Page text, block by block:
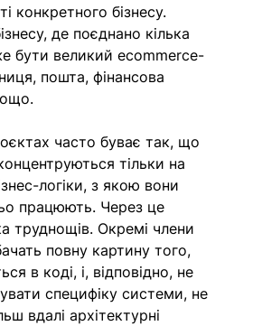
конкретного бізнесу.
де поєднано кілька
бути великий ecommerce-
пошта, фінансова
часто буває так, що
тільки на
логіки, з якою вони
працюють. Через це
труднощів. Окремі члени
повну картину того,
в коді, і, відповідно, не
специфіку системи, не
вдалі архітектурні